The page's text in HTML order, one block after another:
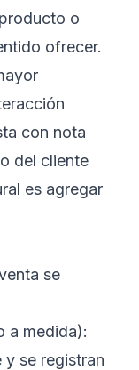
o
ofrecer.
con nota
del cliente
es agregar
se
a medida):
se registran